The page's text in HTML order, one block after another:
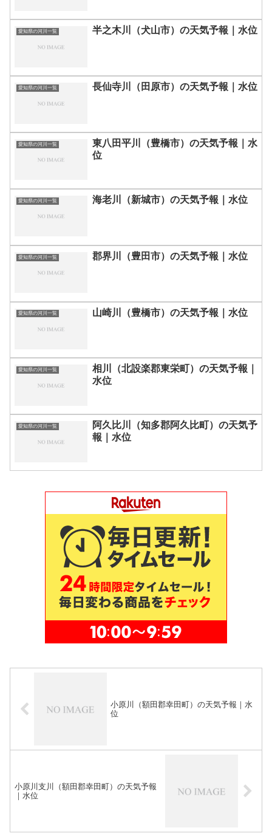
愛知県の河川一覧 半之木川（犬山市）の天気予報｜水位
愛知県の河川一覧 長仙寺川（田原市）の天気予報｜水位
愛知県の河川一覧
東八田平川（豊橋市）の天気予報｜水
位
愛知県の河川一覧 海老川（新城市）の天気予報｜水位
愛知県の河川一覧 郡界川（豊田市）の天気予報｜水位
愛知県の河川一覧 山崎川（豊橋市）の天気予報｜水位
愛知県の河川一覧
相川（北設楽郡東栄町）の天気予報｜
水位
愛知県の河川一覧
阿久比川（知多郡阿久比町）の天気予
報｜水位
小原川（額田郡幸田町）の天気予報｜水
位
小原川支川（額田郡幸田町）の天気予報
｜水位